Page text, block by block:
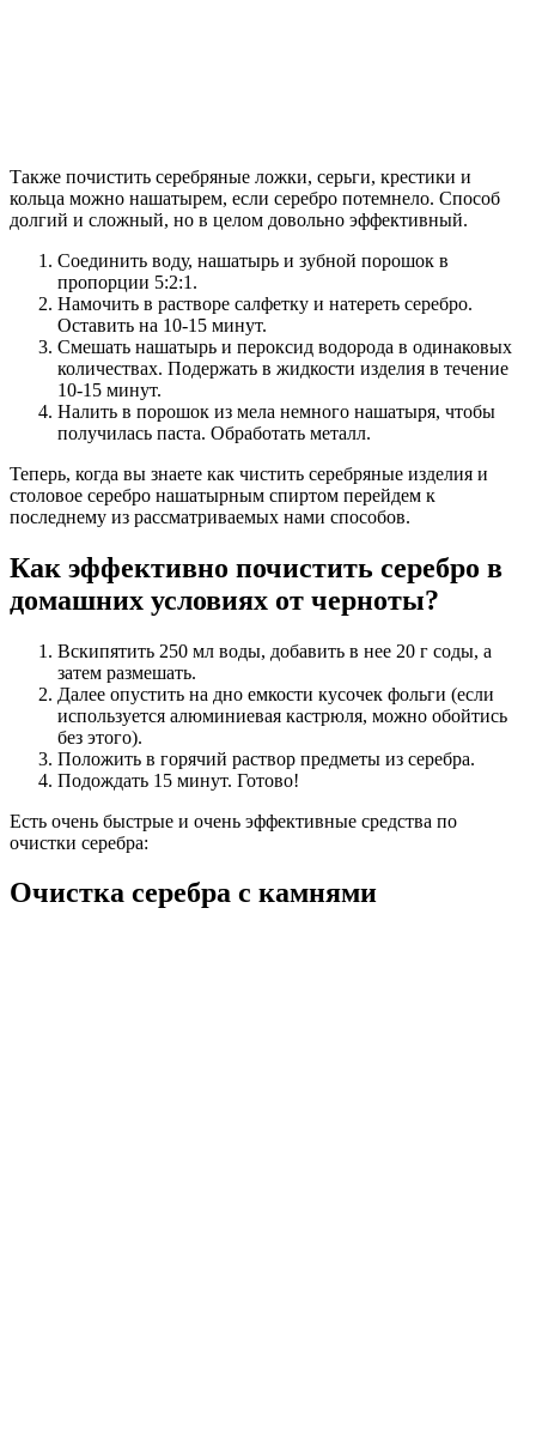
Также почистить серебряные ложки, серьги, крестики и
кольца можно нашатырем, если серебро потемнело. Способ
долгий и сложный, но в целом довольно эффективный.
Соединить воду, нашатырь и зубной порошок в
пропорции 5:2:1.
Намочить в растворе салфетку и натереть серебро.
Оставить на 10-15 минут.
Смешать нашатырь и пероксид водорода в одинаковых
количествах. Подержать в жидкости изделия в течение
10-15 минут.
Налить в порошок из мела немного нашатыря, чтобы
получилась паста. Обработать металл.
Теперь, когда вы знаете как чистить серебряные изделия и
столовое серебро нашатырным спиртом перейдем к
последнему из рассматриваемых нами способов.
Как эффективно почистить серебро в
домашних условиях от черноты?
Вскипятить 250 мл воды, добавить в нее 20 г соды, а
затем размешать.
Далее опустить на дно емкости кусочек фольги (если
используется алюминиевая кастрюля, можно обойтись
без этого).
Положить в горячий раствор предметы из серебра.
Подождать 15 минут. Готово!
Есть очень быстрые и очень эффективные средства по
очистки серебра:
Очистка серебра с камнями